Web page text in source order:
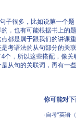
很多，比如说第一个题
，也有可能根据书上的
都是属于跟我们的讲课
考语法的从句部分的关
个，所以这些搭配，像
从句的关联词，再有一
你可能对
·自考“英语